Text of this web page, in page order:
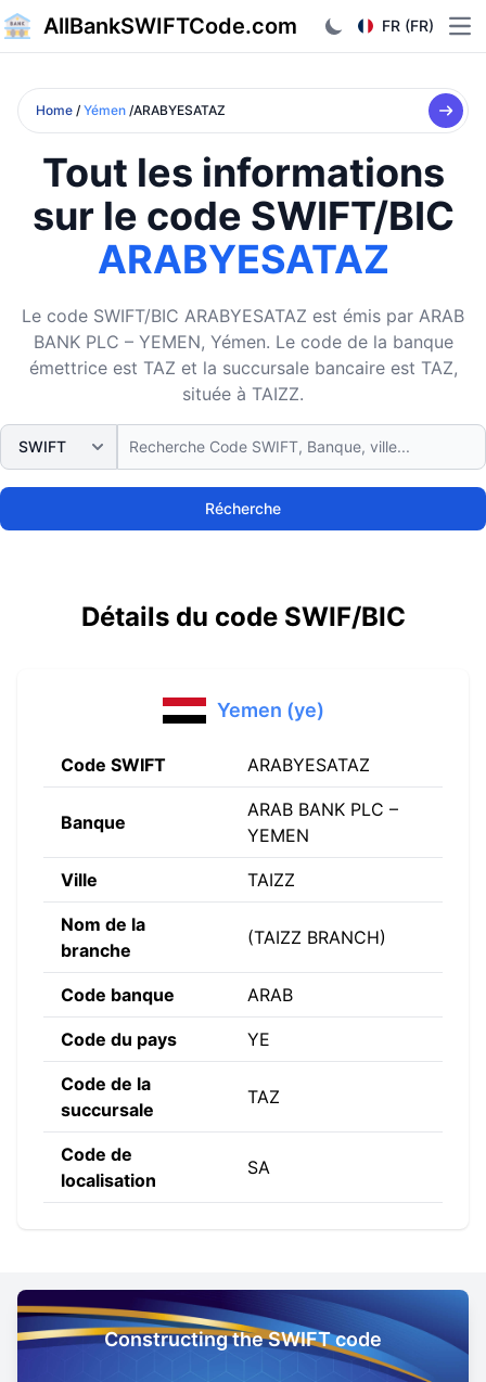
AllBankSWIFTCode.com FR (FR)
Home / Yémen /ARABYESATAZ
Tout les informations
sur le code SWIFT/BIC
ARABYESATAZ
Le code SWIFT/BIC ARABYESATAZ est émis par ARAB
BANK PLC – YEMEN, Yémen. Le code de la banque
émettrice est TAZ et la succursale bancaire est TAZ,
située à TAIZZ.
Récherche
Détails du code SWIF/BIC
Yemen (ye)
Code SWIFT ARABYESATAZ
Banque
ARAB BANK PLC –
YEMEN
Ville TAIZZ
Nom de la
branche
(TAIZZ BRANCH)
Code banque ARAB
Code du pays YE
Code de la
succursale
TAZ
Code de
localisation
SA
Constructing the SWIFT code